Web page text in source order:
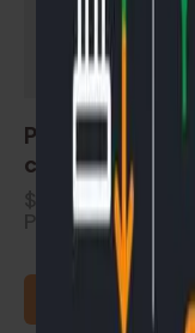
Piso flotante
caja de 2.85 m²
680
Precio por m².